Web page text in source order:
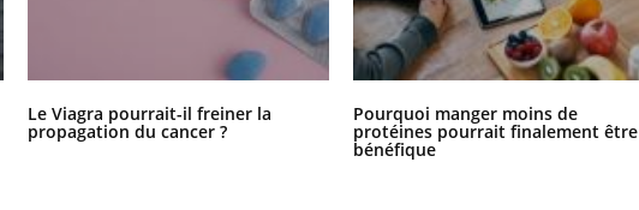
Le Viagra pourrait-il freiner la
propagation du cancer ?
Pourquoi manger moins de
protéines pourrait finalement être
bénéfique